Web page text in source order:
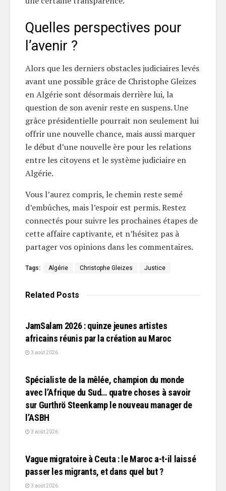
Quelles perspectives pour
l’avenir ?
Alors que les derniers obstacles judiciaires levés
avant une possible grâce de Christophe Gleizes
en Algérie sont désormais derrière lui, la
question de son avenir reste en suspens. Une
grâce présidentielle pourrait non seulement lui
offrir une nouvelle chance, mais aussi marquer
le début d’une nouvelle ère pour les relations
entre les citoyens et le système judiciaire en
Algérie.
Vous l’aurez compris, le chemin reste semé
d’embûches, mais l’espoir est permis. Restez
connectés pour suivre les prochaines étapes de
cette affaire captivante, et n’hésitez pas à
partager vos opinions dans les commentaires.
Tags: Algérie Christophe Gleizes Justice
Related Posts
JamSalam 2026 : quinze jeunes artistes
africains réunis par la création au Maroc
3 août 2026
Spécialiste de la mêlée, champion du monde
avec l’Afrique du Sud… quatre choses à savoir
sur Gurthrö Steenkamp le nouveau manager de
l’ASBH
3 août 2026
Vague migratoire à Ceuta : le Maroc a-t-il laissé
passer les migrants, et dans quel but ?
3 août 2026